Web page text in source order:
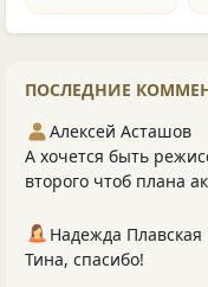
ПОСЛЕДНИЕ
Алексей Асташов
А хочется быть
второго чтоб плана
Надежда Плавская
Тина, спасибо!